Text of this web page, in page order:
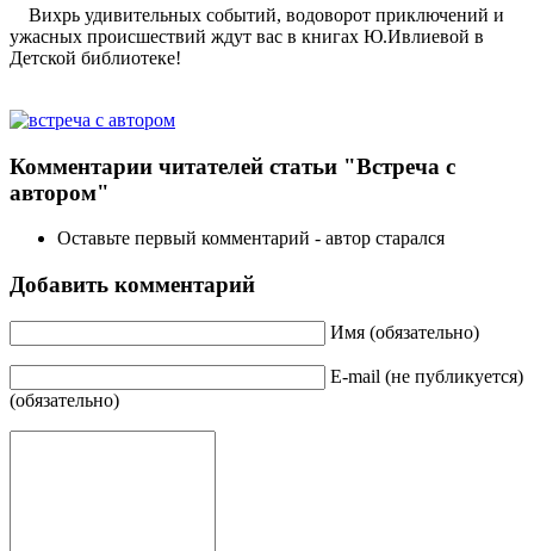
Вихрь удивительных событий, водоворот приключений и
ужасных происшествий ждут вас в книгах Ю.Ивлиевой в
Детской библиотеке!
Комментарии читателей статьи "Встреча с
автором"
Оставьте первый комментарий - автор старался
Добавить комментарий
Имя (обязательно)
E-mail (не публикуется)
(обязательно)